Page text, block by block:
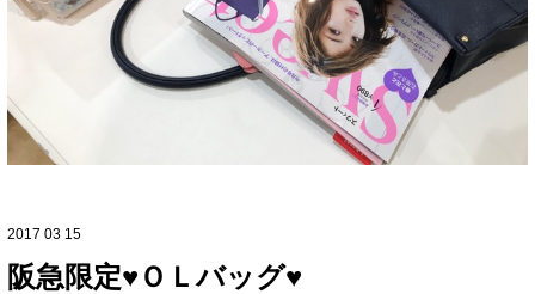
2017 03 15
阪急限定♥ＯＬバッグ♥